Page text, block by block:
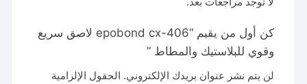
كن أول من يقيم “epobond cx-406 لاصق سريع
وقوي للبلاستيك والمطاط ”
لن يتم نشر عنوان بريدك الإلكتروني. الحقول الإلزامية